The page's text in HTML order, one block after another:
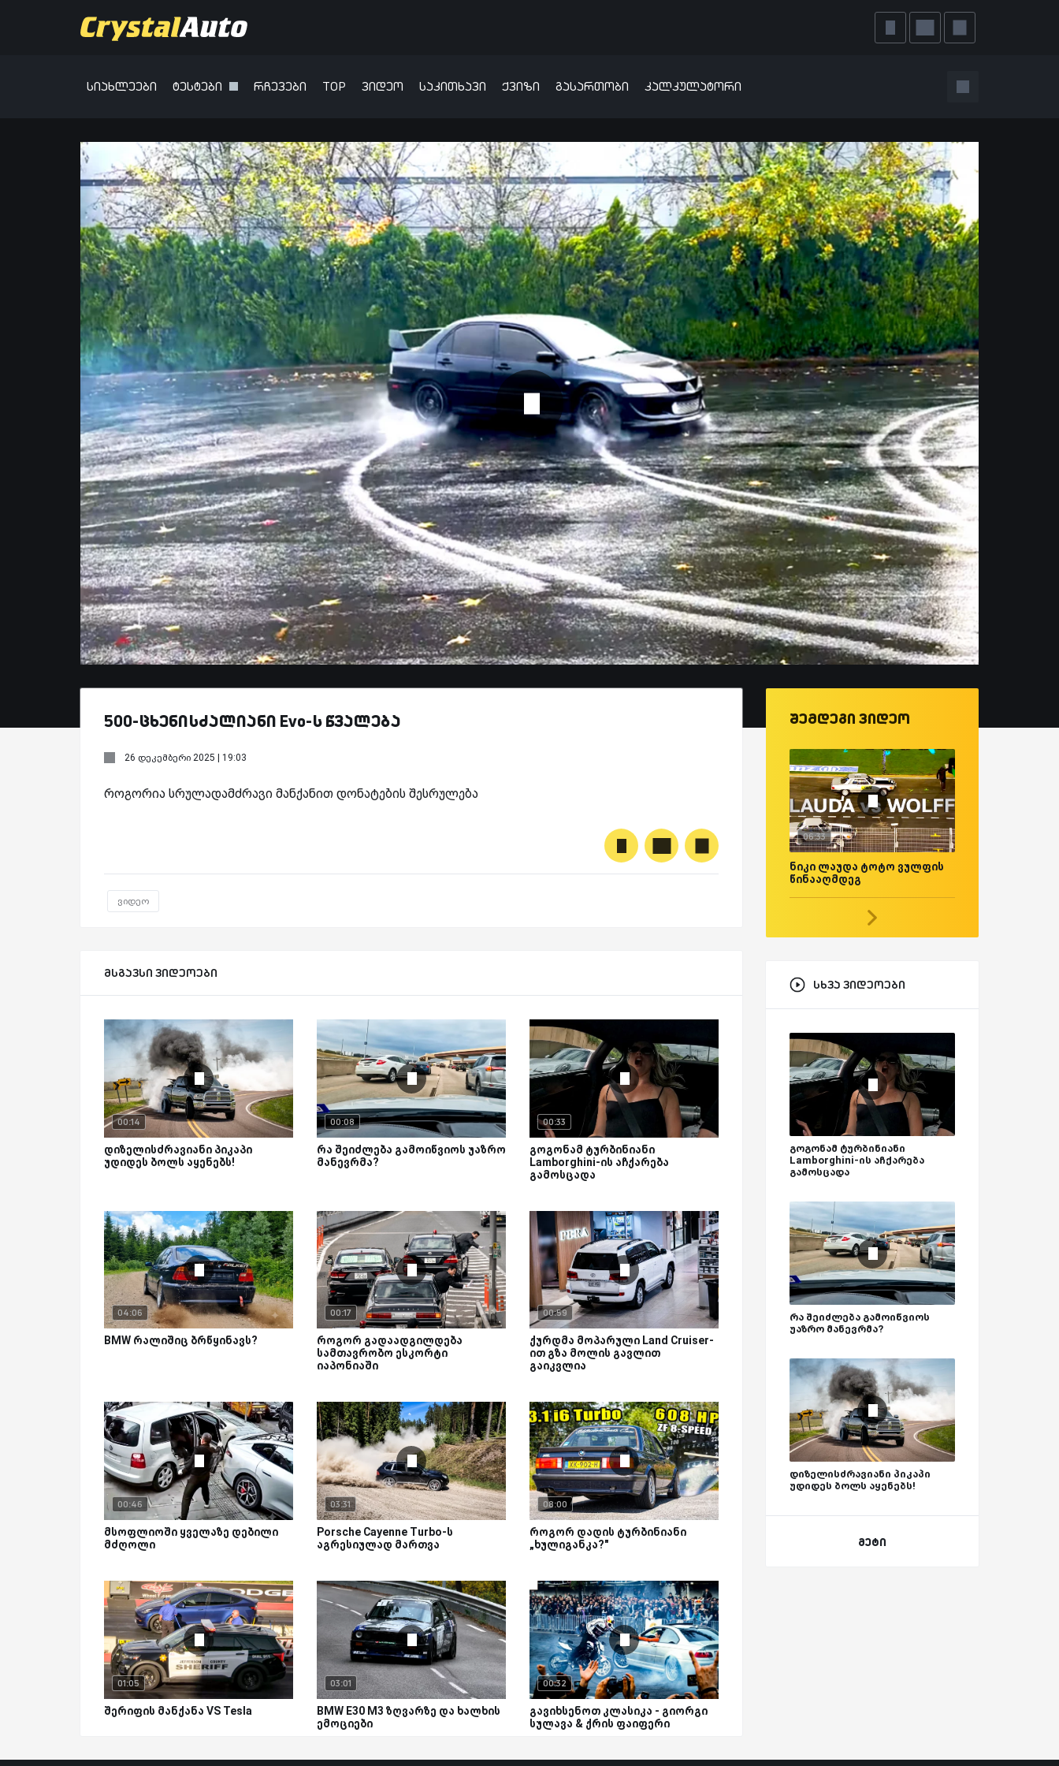
სიახლეები ტესტები რჩევები TOP ვიდეო საკითხავი ქვიზი გასართობი კალკულატორი
500-ცხენისძალიანი Evo-ს წვალება
26 დეკემბერი 2025 | 19:03
როგორია სრულადამძრავი მანქანით დონატების შესრულება
ვიდეო
მსგავსი ვიდეოები
00:14
დიზელისძრავიანი პიკაპი
უდიდეს ბოლს აყენებს!
00:08
რა შეიძლება გამოიწვიოს უაზრო
მანევრმა?
00:33
გოგონამ ტურბინიანი
Lamborghini-ის აჩქარება
გამოსცადა
04:06
BMW რალიშიც ბრწყინავს?
00:17
როგორ გადაადგილდება
სამთავრობო ესკორტი
იაპონიაში
00:59
ქურდმა მოპარული Land Cruiser-
ით გზა მოლის გავლით
გაიკვლია
00:46
მსოფლიოში ყველაზე დებილი
მძღოლი
03:31
Porsche Cayenne Turbo-ს
აგრესიულად მართვა
08:00
როგორ დადის ტურბინიანი
„ხულიგანკა?"
01:05
შერიფის მანქანა VS Tesla
03:01
BMW E30 M3 ზღვარზე და ხალხის
ემოციები
00:32
გავიხსენოთ კლასიკა - გიორგი
სულავა & ქრის ფაიფერი
შემდეგი ვიდეო
06:33
ნიკი ლაუდა ტოტო ვულფის
წინააღმდეგ
სხვა ვიდეოები
გოგონამ ტურბინიანი
Lamborghini-ის აჩქარება
გამოსცადა
რა შეიძლება გამოიწვიოს
უაზრო მანევრმა?
დიზელისძრავიანი პიკაპი
უდიდეს ბოლს აყენებს!
მეტი